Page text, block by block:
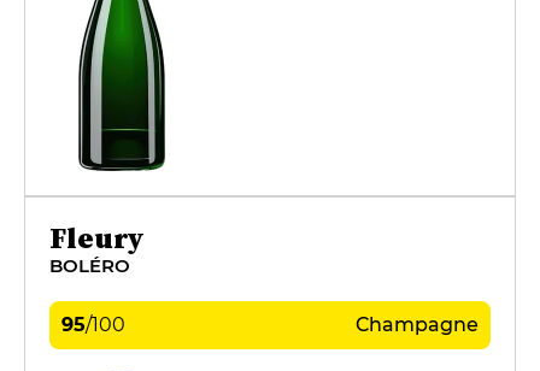
Fleury
BOLÉRO
95/100 Champagne